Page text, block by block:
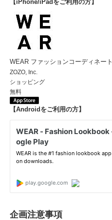
【iPhone/iPadをご利用の方】
WEAR ファッションコーディネート
ZOZO, Inc.
ショッピング
無料
【Androidをご利用の方】
企画注意事項